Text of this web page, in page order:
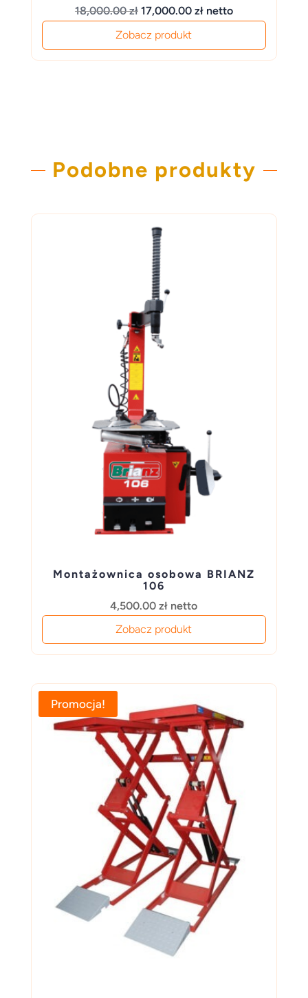
18,000.00zł Pierwotna
wynosiła:
18,000.00 zł.
17,000.00 złAktualna
wynosi:
17,000.00 zł.
netto
Zobacz produkt
Podobne produkty
Montażownica osobowa BRIANZ
106
4,500.00zł netto
Zobacz produkt
Promocja!